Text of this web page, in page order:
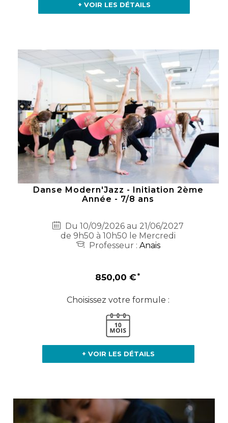
+ VOIR LES DÉTAILS
Danse Modern'Jazz - Initiation 2ème
Année - 7/8 ans
Du 10/09/2026 au 21/06/2027
de 9h50 à 10h50 le Mercredi
Professeur : Anais
850,00 €
Choisissez votre formule :
+ VOIR LES DÉTAILS